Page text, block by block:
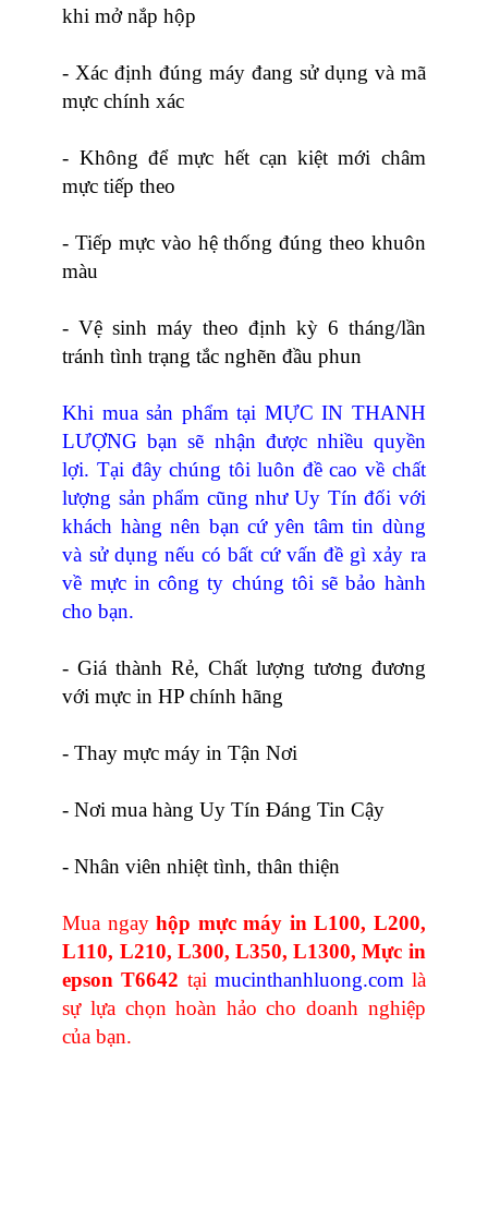
khi mở nắp hộp
- Xác định đúng máy đang sử dụng và mã
mực chính xác
- Không để mực hết cạn kiệt mới châm
mực tiếp theo
- Tiếp mực vào hệ thống đúng theo khuôn
màu
- Vệ sinh máy theo định kỳ 6 tháng/lần
tránh tình trạng tắc nghẽn đầu phun
Khi mua sản phẩm tại MỰC IN THANH
LƯỢNG bạn sẽ nhận được nhiều quyền
lợi. Tại đây chúng tôi luôn đề cao về chất
lượng sản phẩm cũng như Uy Tín đối với
khách hàng nên bạn cứ yên tâm tin dùng
và sử dụng nếu có bất cứ vấn đề gì xảy ra
về mực in công ty chúng tôi sẽ bảo hành
cho bạn.
- Giá thành Rẻ, Chất lượng tương đương
với mực in HP chính hãng
- Thay mực máy in Tận Nơi
- Nơi mua hàng Uy Tín Đáng Tin Cậy
- Nhân viên nhiệt tình, thân thiện
Mua ngayhộp mực máy in L100, L200,
L110, L210, L300, L350, L1300, Mực in
epson T6642 tại mucinthanhluong.com là
sự lựa chọn hoàn hảo cho doanh nghiệp
của bạn.